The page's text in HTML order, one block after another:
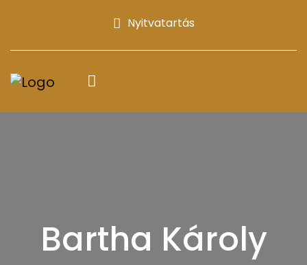
Nyitvatartás
Bartha Károly